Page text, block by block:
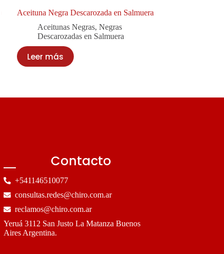
Aceituna Negra Descarozada en Salmuera
Aceitunas Negras, Negras
Descarozadas en Salmuera
Leer más
Contacto
+541146510077
consultas.redes@chiro.com.ar
reclamos@chiro.com.ar
Yeruá 3112 San Justo La Matanza Buenos
Aires Argentina.